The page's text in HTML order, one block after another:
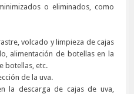
o eliminados, como
volcado y limpieza de cajas
alimentación de botellas en la
botellas, etc.
de la uva.
la descarga de cajas de uva,